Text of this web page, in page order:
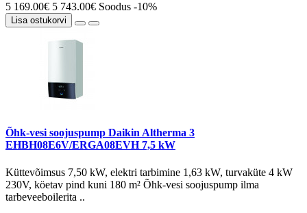
5 169.00€ 5 743.00€ Soodus -10%
Lisa ostukorvi
Õhk-vesi soojuspump Daikin Altherma 3
EHBH08E6V/ERGA08EVH 7,5 kW
Küttevõimsus 7,50 kW, elektri tarbimine 1,63 kW, turvaküte 4 kW
230V, köetav pind kuni 180 m² Õhk-vesi soojuspump ilma
tarbeveeboilerita ..